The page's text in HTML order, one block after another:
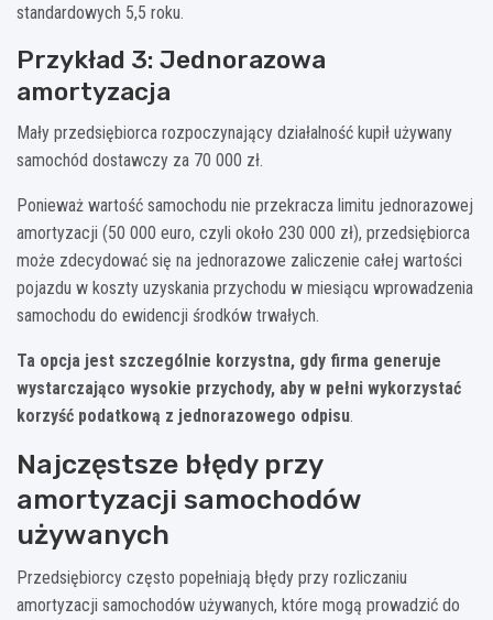
standardowych 5,5 roku.
Przykład 3: Jednorazowa
amortyzacja
Mały przedsiębiorca rozpoczynający działalność kupił używany
samochód dostawczy za 70 000 zł.
Ponieważ wartość samochodu nie przekracza limitu jednorazowej
amortyzacji (50 000 euro, czyli około 230 000 zł), przedsiębiorca
może zdecydować się na jednorazowe zaliczenie całej wartości
pojazdu w koszty uzyskania przychodu w miesiącu wprowadzenia
samochodu do ewidencji środków trwałych.
Ta opcja jest szczególnie korzystna, gdy firma generuje
wystarczająco wysokie przychody, aby w pełni wykorzystać
korzyść podatkową z jednorazowego odpisu.
Najczęstsze błędy przy
amortyzacji samochodów
używanych
Przedsiębiorcy często popełniają błędy przy rozliczaniu
amortyzacji samochodów używanych, które mogą prowadzić do